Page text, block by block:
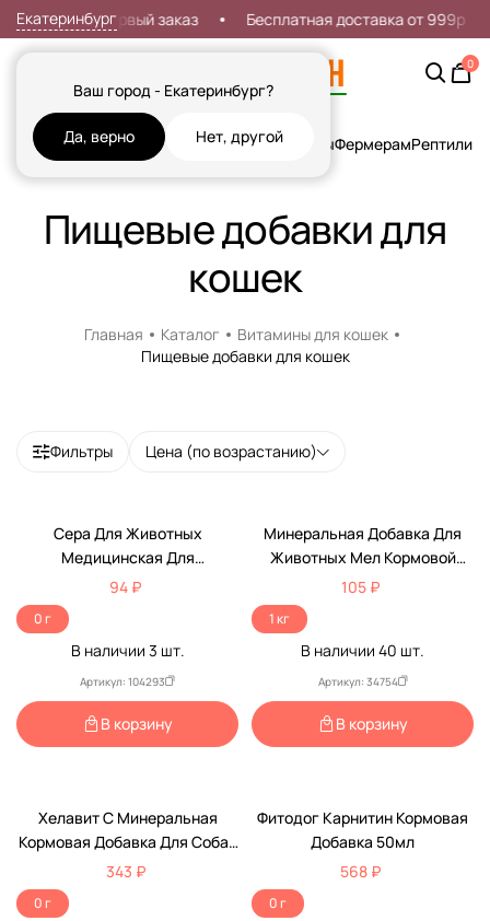
Екатеринбург
Ваш город - Екатеринбург?
Да, верно Нет, другой
7% на первый заказ Бесплатная доставка от 999р
0
Кошки СобакиРыбы Грызуны и Хорьки ПтицыФермерамРептилии
Пищевые добавки для
кошек
Главная Каталог
Витамины для кошек
Пищевые добавки для кошек
Фильтры Цена (по возрастанию)
Сера Для Животных
Медицинская Для
Нормализации Обмена
Веществ, Улучшения
Состояния Кожи И Шерсти
2,5г АВЗ
94 ₽
0 г
В наличии 3 шт.
Артикул: 104293
В корзину
Минеральная Добавка Для
Животных Мел Кормовой
Эльф Перрико 1кг
105 ₽
1 кг
В наличии 40 шт.
Артикул: 34754
В корзину
Хелавит С Минеральная
Кормовая Добавка Для Собак
И Кошек 70мл
343 ₽
0 г
Фитодог Карнитин Кормовая
Добавка 50мл
568 ₽
0 г